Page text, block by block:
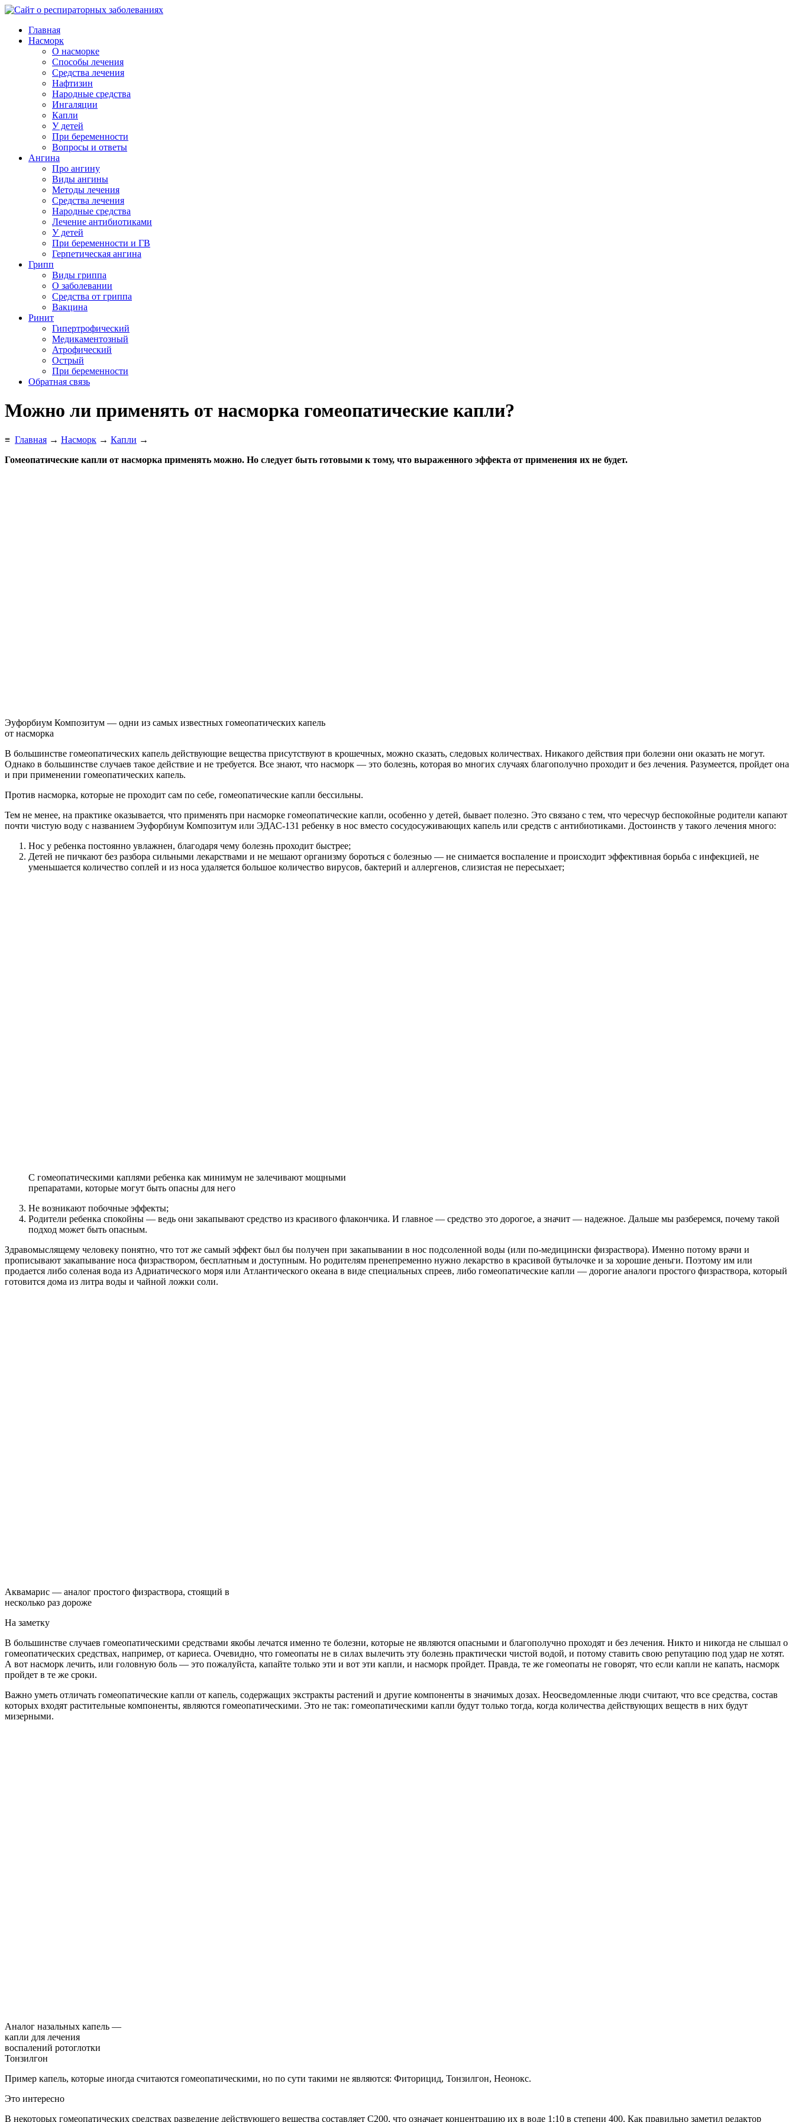
Главная
Насморк
О насморке
Способы лечения
Средства лечения
Нафтизин
Народные средства
Ингаляции
Капли
У детей
При беременности
Вопросы и ответы
Ангина
Про ангину
Виды ангины
Методы лечения
Средства лечения
Народные средства
Лечение антибиотиками
У детей
При беременности и ГВ
Герпетическая ангина
Грипп
Виды гриппа
О заболевании
Средства от гриппа
Вакцина
Ринит
Гипертрофический
Медикаментозный
Атрофический
Острый
При беременности
Обратная связь
Можно ли применять от насморка гомеопатические капли?
≡ Главная → Насморк → Капли →
Гомеопатические капли от насморка применять можно. Но следует быть готовыми к тому, что выраженного эффекта от применения их не будет.
Эуфорбиум Композитум — одни из самых известных гомеопатических капель
от насморка
В большинстве гомеопатических капель действующие вещества присутствуют в крошечных, можно сказать, следовых количествах. Никакого действия при болезни они оказать не могут.
Однако в большинстве случаев такое действие и не требуется. Все знают, что насморк — это болезнь, которая во многих случаях благополучно проходит и без лечения. Разумеется, пройдет она
и при применении гомеопатических капель.
Против насморка, которые не проходит сам по себе, гомеопатические капли бессильны.
Тем не менее, на практике оказывается, что применять при насморке гомеопатические капли, особенно у детей, бывает полезно. Это связано с тем, что чересчур беспокойные родители капают
почти чистую воду с названием Эуфорбиум Композитум или ЭДАС-131 ребенку в нос вместо сосудосуживающих капель или средств с антибиотиками. Достоинств у такого лечения много:
Нос у ребенка постоянно увлажнен, благодаря чему болезнь проходит быстрее;
Детей не пичкают без разбора сильными лекарствами и не мешают организму бороться с болезнью — не снимается воспаление и происходит эффективная борьба с инфекцией, не
уменьшается количество соплей и из носа удаляется большое количество вирусов, бактерий и аллергенов, слизистая не пересыхает;
С гомеопатическими каплями ребенка как минимум не залечивают мощными
препаратами, которые могут быть опасны для него
Не возникают побочные эффекты;
Родители ребенка спокойны — ведь они закапывают средство из красивого флакончика. И главное — средство это дорогое, а значит — надежное. Дальше мы разберемся, почему такой
подход может быть опасным.
Здравомыслящему человеку понятно, что тот же самый эффект был бы получен при закапывании в нос подсоленной воды (или по-медицински физраствора). Именно потому врачи и
прописывают закапывание носа физраствором, бесплатным и доступным. Но родителям пренепременно нужно лекарство в красивой бутылочке и за хорошие деньги. Поэтому им или
продается либо соленая вода из Адриатического моря или Атлантического океана в виде специальных спреев, либо гомеопатические капли — дорогие аналоги простого физраствора, который
готовится дома из литра воды и чайной ложки соли.
Аквамарис — аналог простого физраствора, стоящий в
несколько раз дороже
На заметку
В большинстве случаев гомеопатическими средствами якобы лечатся именно те болезни, которые не являются опасными и благополучно проходят и без лечения. Никто и никогда не слышал о
гомеопатических средствах, например, от кариеса. Очевидно, что гомеопаты не в силах вылечить эту болезнь практически чистой водой, и потому ставить свою репутацию под удар не хотят.
А вот насморк лечить, или головную боль — это пожалуйста, капайте только эти и вот эти капли, и насморк пройдет. Правда, те же гомеопаты не говорят, что если капли не капать, насморк
пройдет в те же сроки.
Важно уметь отличать гомеопатические капли от капель, содержащих экстракты растений и другие компоненты в значимых дозах. Неосведомленные люди считают, что все средства, состав
которых входят растительные компоненты, являются гомеопатическими. Это не так: гомеопатическими капли будут только тогда, когда количества действующих веществ в них будут
мизерными.
Аналог назальных капель —
капли для лечения
воспалений ротоглотки
Тонзилгон
Пример капель, которые иногда считаются гомеопатическими, но по сути такими не являются: Фиторицид, Тонзилгон, Неонокс.
Это интересно
В некоторых гомеопатических средствах разведение действующего вещества составляет С200, что означает концентрацию их в воде 1:10 в степени 400. Как правильно заметил редактор